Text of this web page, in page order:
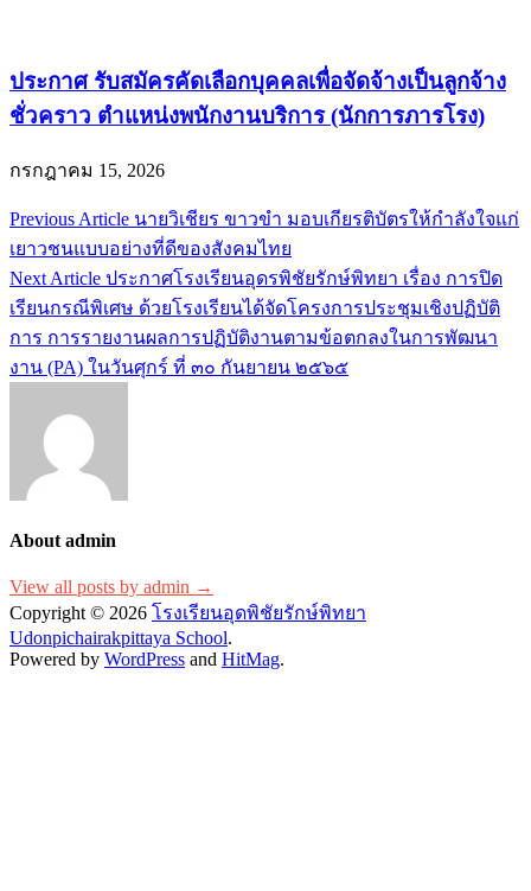
ประกาศ รับสมัครคัดเลือกบุคคลเพื่อจัดจ้างเป็นลูกจ้าง
ชั่วคราว ตำแหน่งพนักงานบริการ (นักการภารโรง)
กรกฎาคม 15, 2026
แนะแนว
เรื่อง
Previous Article นายวิเชียร ขาวขำ มอบเกียรติบัตรให้กำลังใจแก่
เยาวชนแบบอย่างที่ดีของสังคมไทย
Next Article ประกาศโรงเรียนอุดรพิชัยรักษ์พิทยา เรื่อง การปิด
เรียนกรณีพิเศษ ด้วยโรงเรียนได้จัดโครงการประชุมเชิงปฏิบัติ
การ การรายงานผลการปฏิบัติงานตามข้อตกลงในการพัฒนา
งาน (PA) ในวันศุกร์ ที่ ๓๐ กันยายน ๒๕๖๕
About admin
View all posts by admin →
Copyright © 2026 โรงเรียนอุดพิชัยรักษ์พิทยา
Udonpichairakpittaya School.
Powered by WordPress and HitMag.